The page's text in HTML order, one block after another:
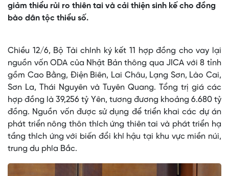
giảm thiểu rủi ro thiên tai và cải thiện sinh kế cho đồng
bào dân tộc thiểu số.
Chiều 12/6, Bộ Tài chính ký kết 11 hợp đồng cho vay lại
nguồn vốn ODA của Nhật Bản thông qua JICA với 8 tỉnh
gồm Cao Bằng, Điện Biên, Lai Châu, Lạng Sơn, Lào Cai,
Sơn La, Thái Nguyên và Tuyên Quang. Tổng trị giá các
hợp đồng là 39,256 tỷ Yên, tương đương khoảng 6.680 tỷ
đồng. Nguồn vốn được sử dụng để triển khai các dự án
phát triển nông thôn thích ứng thiên tai và phát triển hạ
tầng thích ứng với biến đổi khí hậu tại khu vực miền núi,
trung du phía Bắc.